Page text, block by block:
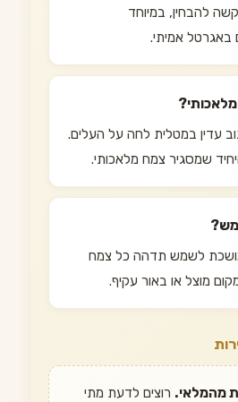
להבחין, במיוחד
באגרטל אמיתי.
עדין במטלית לחה על העלים.
שמסגיר צמח מלאכותי.
לשמש תדהה כל צמח
מוצל או באור עקיף.
מהמלאי. רוצים לדעת מתי